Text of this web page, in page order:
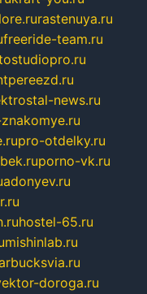
rastenuya.ru
freeride-team.ru
news.ru
pro-otdelky.ru
porno-vk.ru
adonyev.ru
hostel-65.ru
mishinlab.ru
doroga.ru